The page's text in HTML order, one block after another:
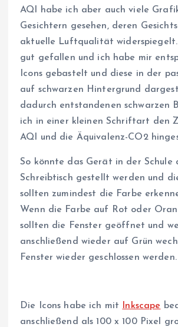
AQI habe ich aber auch viele
Gesichtern gesehen, deren
aktuelle Luftqualität
gut gefallen und ich habe mir
Icons gebastelt und diese in der
auf schwarzen Hintergrund
dadurch entstandenen schwarzen
ich in einer kleinen Schriftart den
AQI und die Äquivalenz-CO2
So könnte das Gerät in der Schule
Schreibtisch gestellt werden und
sollten zumindest die Farbe
Wenn die Farbe auf Rot oder
sollten die Fenster geöffnet und
anschließend wieder auf Grün
Fenster wieder geschlossen werden.
Die Icons habe ich mit Inkscape
anschließend als 100 x 100 Pixel